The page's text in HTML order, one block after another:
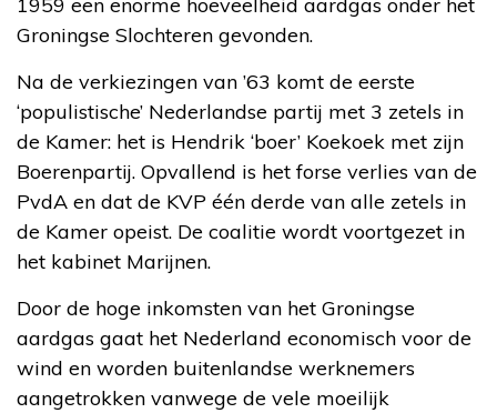
Groningse Slochteren gevonden.
Na de verkiezingen van ’63 komt de eerste
‘populistische’ Nederlandse partij met 3 zetels in
de Kamer: het is Hendrik ‘boer’ Koekoek met zijn
Boerenpartij. Opvallend is het forse verlies van de
PvdA en dat de KVP één derde van alle zetels in
de Kamer opeist. De coalitie wordt voortgezet in
het kabinet Marijnen.
Door de hoge inkomsten van het Groningse
aardgas gaat het Nederland economisch voor de
wind en worden buitenlandse werknemers
aangetrokken vanwege de vele moeilijk